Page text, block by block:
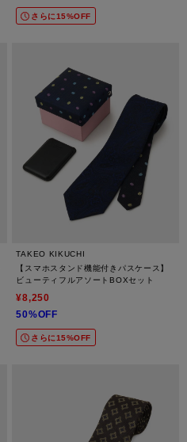
さらに15%OFF
TAKEO KIKUCHI
【スマホスタンド機能付きパスケース】
ビューティフルアソートBOXセット
¥8,250
50%OFF
さらに15%OFF